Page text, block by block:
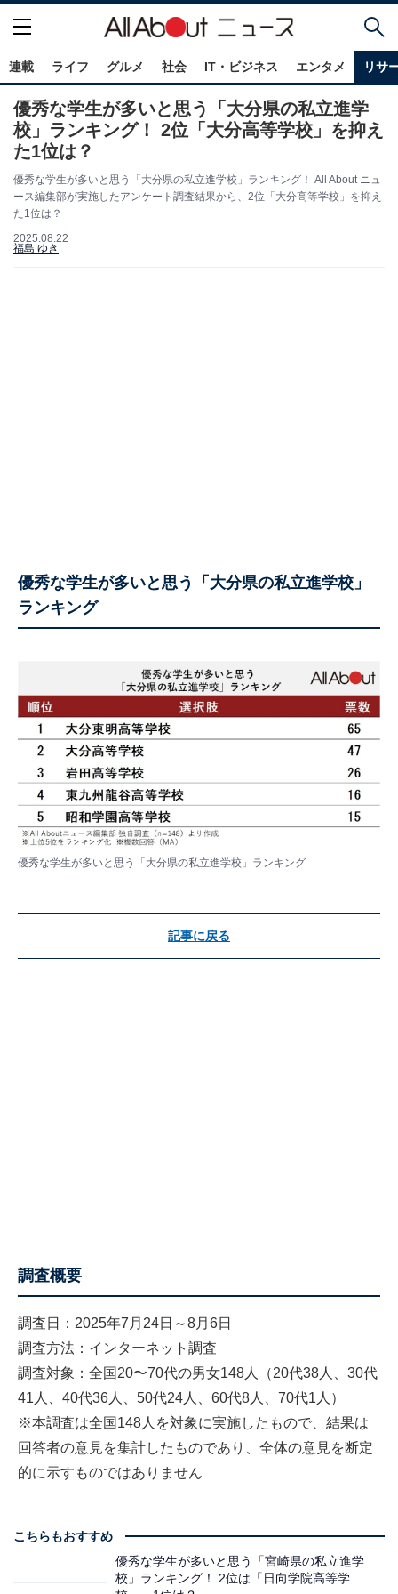
連載 ライフ グルメ 社会 IT・ビジネス エンタメ リサ
優秀な学生が多いと思う「大分県の私立進学
校」ランキング！ 2位「大分高等学校」を抑え
た1位は？
優秀な学生が多いと思う「大分県の私立進学校」ランキング！ All About ニュ
ース編集部が実施したアンケート調査結果から、2位「大分高等学校」を抑え
た1位は？
2025.08.22
福島 ゆき
優秀な学生が多いと思う「大分県の私立進学校」
ランキング
優秀な学生が多いと思う「大分県の私立進学校」ランキング
記事に戻る
調査概要
調査日：2025年7月24日～8月6日
調査方法：インターネット調査
調査対象：全国20〜70代の男女148人（20代38人、30代
41人、40代36人、50代24人、60代8人、70代1人）
※本調査は全国148人を対象に実施したもので、結果は
回答者の意見を集計したものであり、全体の意見を断定
的に示すものではありません
こちらもおすすめ
優秀な学生が多いと思う「宮崎県の私立進学
校」ランキング！ 2位は「日向学院高等学